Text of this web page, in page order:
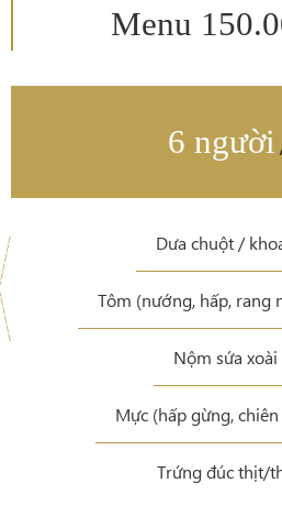
Menu
6 người
Dưa chuột /
Tôm (nướng, hấp, rang
Nộm sứa xoài
Mực (hấp gừng,
Trứng đúc thịt/